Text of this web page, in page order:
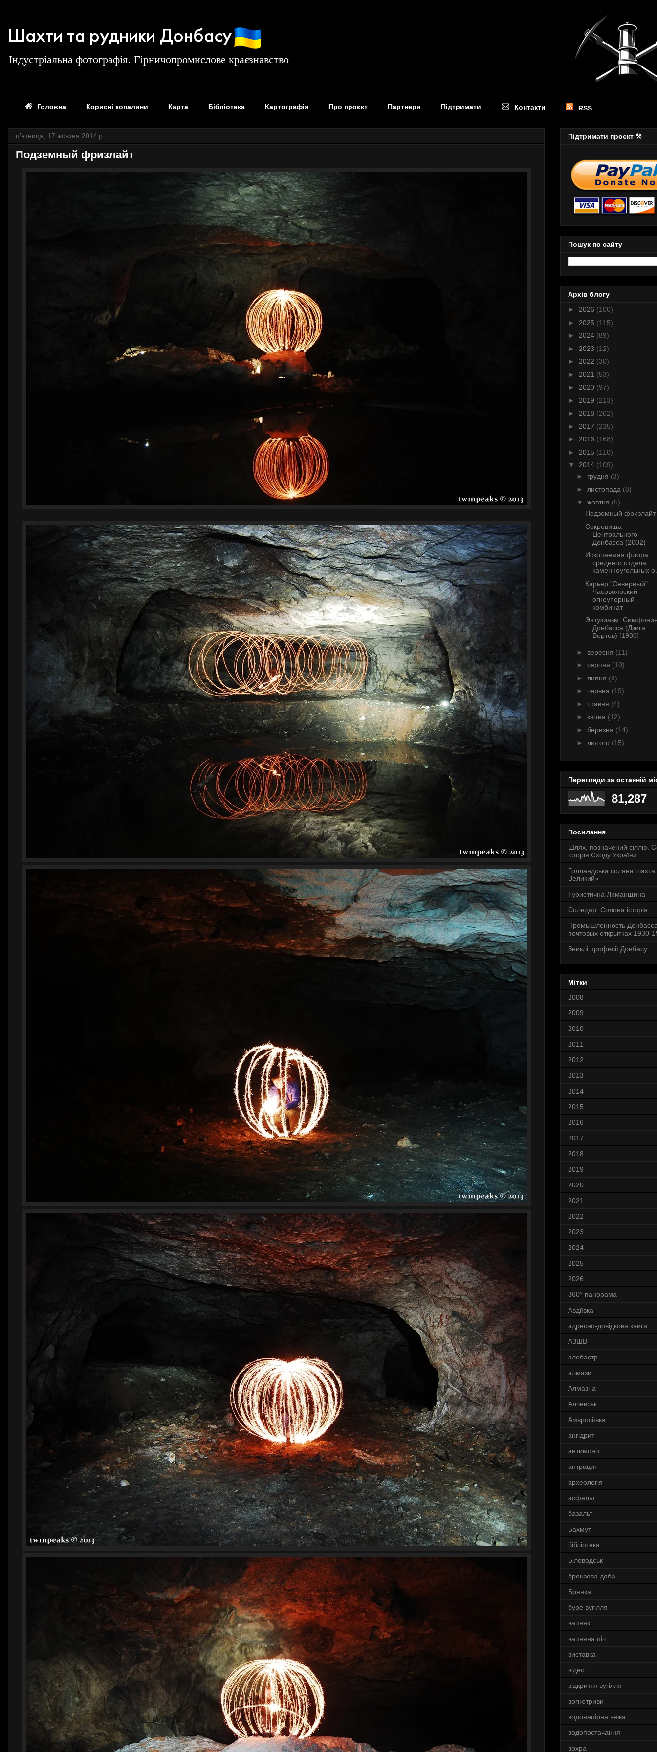
Шахти та рудники Донбасу
Індустріальна фотографія. Гірничопромислове краєзнавство
Головна Корисні копалини Карта Бібліотека Картографія Про проєкт Партнери Підтримати Контакти RSS
пʼятниця, 17 жовтня 2014 р.
Подземный фризлайт
Підтримати проєкт ⚒
Пошук по сайту
Архів блогу
► 2026 (100)
► 2025 (115)
► 2024 (89)
► 2023 (12)
► 2022 (30)
► 2021 (53)
► 2020 (97)
► 2019 (213)
► 2018 (202)
► 2017 (235)
► 2016 (168)
► 2015 (110)
▼ 2014 (109)
► грудня (3)
► листопада (8)
▼ жовтня (5)
Подземный фризлайт
Сокровища
Центрального
Донбасса (2002)
Ископаемая флора
среднего отдела
каменноугольных
Карьер "Северный".
Часовоярский
огнеупорный
комбинат
Энтузиазм.
Донбасса (Дзига
Вертов) [1930]
► вересня (11)
► серпня (10)
► липня (8)
► червня (19)
► травня (4)
► квітня (12)
► березня (14)
► лютого (15)
Перегляди за останній
81,287
Посилання
Шлях, позначений сіллю.
історія Сходу України
Голландська соляна
Великий»
Туристична Лиманщина
Соледар. Солона історія
Промышленность
почтовых открытках 1930-
Зниклі професії Донбасу
Мітки
2008
2009
2010
2011
2012
2013
2014
2015
2016
2017
2018
2019
2020
2021
2022
2023
2024
2025
2026
360° панорама
Авдіївка
адресно-довідкова книга
АЗШВ
алебастр
алмази
Алмазна
Алчевськ
Амвросіївка
ангідрит
антимоніт
антрацит
археологія
асфальт
базальт
Бахмут
бібліотека
Біловодськ
бронзова доба
Брянка
буре вугілля
вапняк
вапняна піч
виставка
відео
відкриття вугілля
вогнетриви
водонапірна вежа
водопостачання
вохра